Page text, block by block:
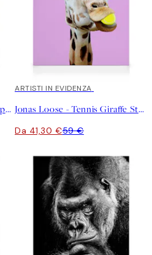
Lemur With Ice Cream Stampa su Tela
30%*
ARTISTI IN EVIDENZA
Jonas Loose - Tennis Giraffe Stampa su Tela
Da 41,30 €59 €